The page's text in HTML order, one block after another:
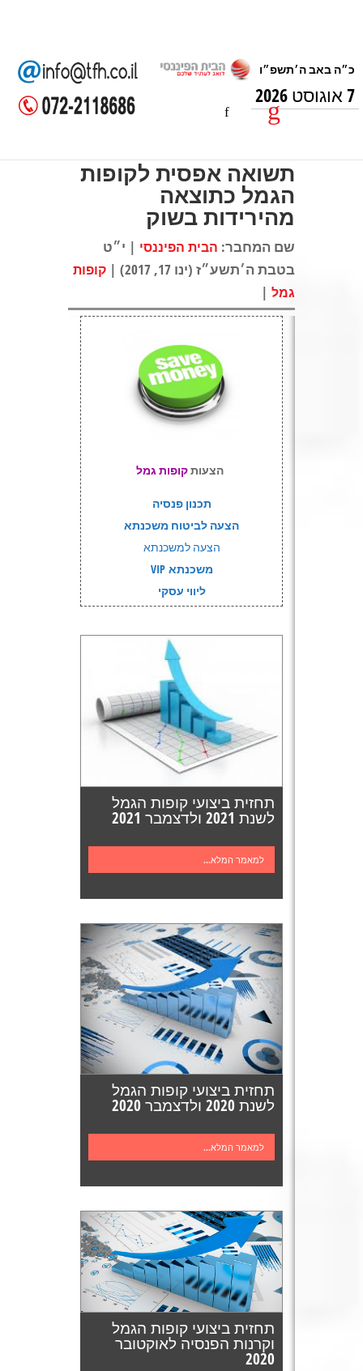
7 אוגוסט 2026
תשואה אפסית לקופות
הגמל כתוצאה
מהירידות בשוק
שם המחבר: הבית הפיננסי | י״ט
בטבת ה׳תשע״ז (ינו 17, 2017) |
קופות
גמל |
הצעותקופות גמל
תכנון פנסיה
הצעה לביטוח משכנתא
הצעה למשכנתא
משכנתא VIP
ליווי עסקי
תחזית ביצועי קופות הגמל
לשנת 2021 ולדצמבר 2021
למאמר המלא...
תחזית ביצועי קופות הגמל
לשנת 2020 ולדצמבר 2020
למאמר המלא...
תחזית ביצועי קופות הגמל
וקרנות הפנסיה לאוקטובר
2020